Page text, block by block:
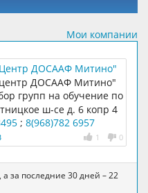
Мои компании
ДОСААФ Митино"
ДОСААФ Митино"
групп на обучение по
водитель
А1 (квадроцикл,
водителей
для трактора
и «C»)
ш-се д. 6 копр 4
; 8(968)782 6957
1 0
а за последние 30 дней – 22